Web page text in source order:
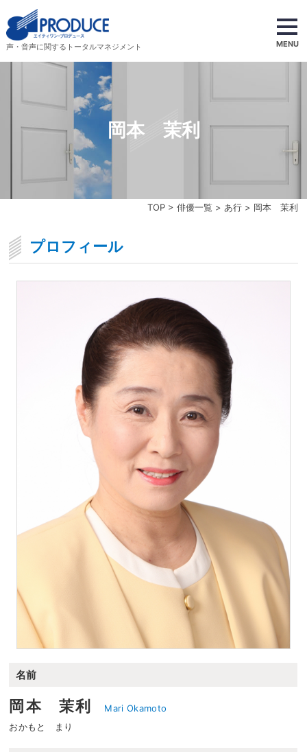
声・音声に関するトータルマネジメント MENU
TOP> 俳優一覧 > あ行> 岡本 茉利
岡本 茉利
プロフィール
名前
岡本 茉利
Mari Okamoto
おかもと まり